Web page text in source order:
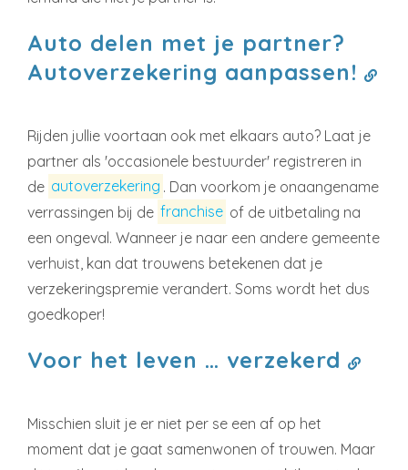
Auto delen met je partner?
Autoverzekering aanpassen!
Rijden jullie voortaan ook met elkaars auto? Laat je
partner als 'occasionele bestuurder' registreren in
de autoverzekering . Dan voorkom je onaangename
verrassingen bij de franchise of de uitbetaling na
een ongeval. Wanneer je naar een andere gemeente
verhuist, kan dat trouwens betekenen dat je
verzekeringspremie verandert. Soms wordt het dus
goedkoper!
Voor het leven … verzekerd
Misschien sluit je er niet per se een af op het
moment dat je gaat samenwonen of trouwen. Maar